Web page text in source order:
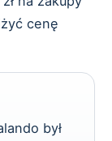
cenę
był